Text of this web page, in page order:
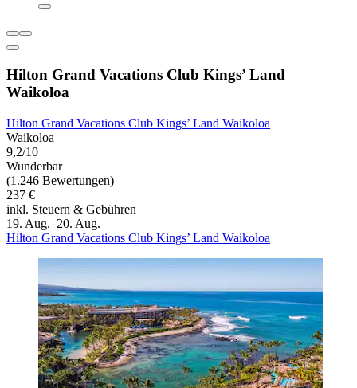
Hilton Grand Vacations Club Kings’ Land
Waikoloa
Hilton Grand Vacations Club Kings’ Land Waikoloa
Waikoloa
9,2/10
Wunderbar
(1.246 Bewertungen)
237 €
inkl. Steuern & Gebühren
19. Aug.–20. Aug.
Hilton Grand Vacations Club Kings’ Land Waikoloa